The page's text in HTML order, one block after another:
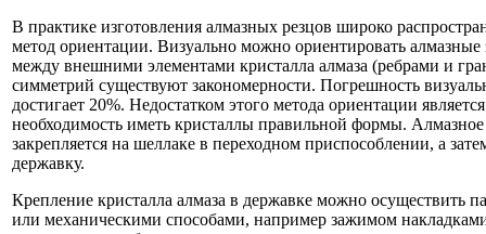
В практике изготовления алмазных резцов широко
метод ориентации. Визуально можно ориентировать
между внешними элементами кристалла алмаза (ребрами и
симметрий существуют закономерности. Погрешность
достигает 20%. Недостатком этого метода ориентации
необходимость иметь кристаллы правильной формы.
закрепляется на шеллаке в переходном приспособлении, а
державку.
Крепление кристалла алмаза в державке можно осуществить
или механическими способами, например зажимом